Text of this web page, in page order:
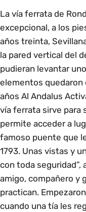
La vía ferrata de
excepcional, a los
años treinta,
la pared vertical del
pudieran levantar
elementos quedaron
años Al Andalus
vía ferrata sirve para
permite acceder a
famoso puente que
1793. Unas vistas y
con toda seguridad”,
amigo, compañero y
practican.
cuando una tía les